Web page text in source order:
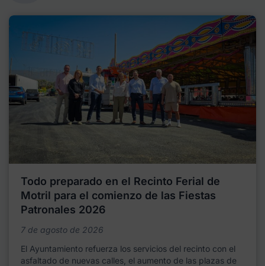
Todo preparado en el Recinto Ferial de
Motril para el comienzo de las Fiestas
Patronales 2026
7 de agosto de 2026
El Ayuntamiento refuerza los servicios del recinto con el
asfaltado de nuevas calles, el aumento de las plazas de